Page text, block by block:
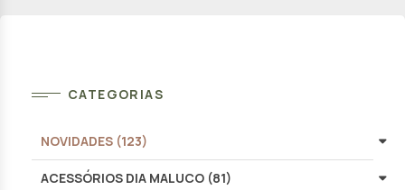
CATEGORIAS
NOVIDADES (123)
ACESSÓRIOS DIA MALUCO (81)